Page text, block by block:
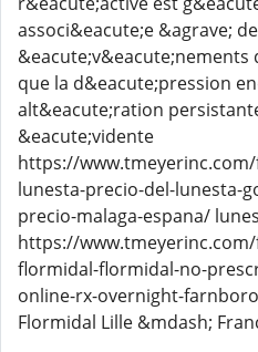
associ&eacute;e &agrave;
&eacute;v&eacute;nements
que la d&eacute;pression
alt&eacute;ration
&eacute;vidente
https://
lunesta-precio-del-lunesta-
precio-malaga-espana/
https://
flormidal-flormidal-no-
online-rx-overnight-
Flormidal Lille &mdash;